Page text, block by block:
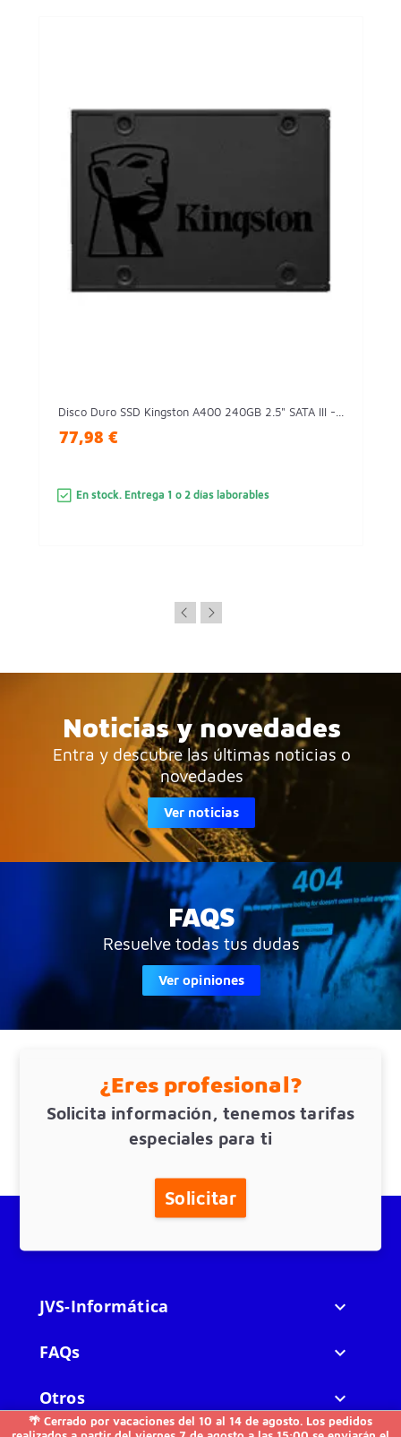
🌴 Cerrado por vacaciones del 10 al 14 de agosto. Los pedidos
Disco Duro SSD Kingston A400 240GB 2.5" SATA III -...
77,98 €
En stock. Entrega 1 o 2 días laborables
Noticias y novedades
Entra y descubre las últimas noticias o
novedades
Ver noticias
FAQS
Resuelve todas tus dudas
Ver opiniones
¿Eres profesional?
Solicita información, tenemos tarifas
especiales para ti
Solicitar
JVS-Informática 
FAQs 
Otros 